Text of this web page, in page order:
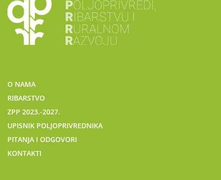
O NAMA
RIBARSTVO
ZPP 2023.-2027.
UPISNIK POLJOPRIVREDNIKA
PITANJA I ODGOVORI
KONTAKTI